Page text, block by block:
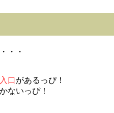
・・
口があるっぴ！
ないっぴ！